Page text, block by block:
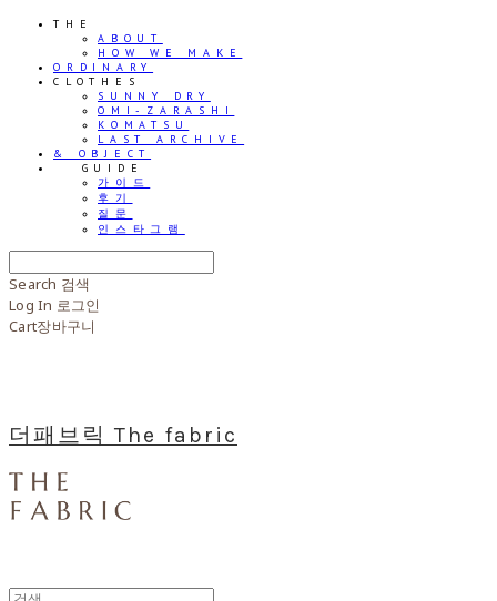
THE
ABOUT
HOW WE MAKE
ORDINARY
CLOTHES
SUNNY DRY
OMI-ZARASHI
KOMATSU
LAST ARCHIVE
& OBJECT
⠀⠀GUIDE
가이드
후기
질문
인스타그램
Search 검색
Log In 로그인
Cart장바구니
더패브릭 The fabric